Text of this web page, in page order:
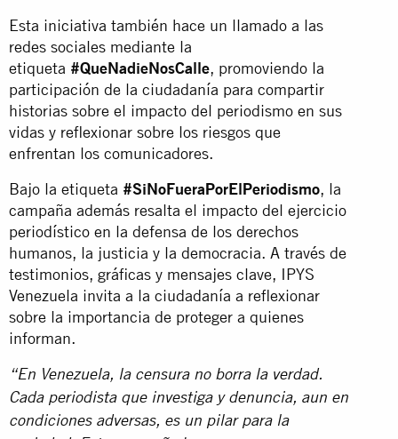
Esta iniciativa también hace un llamado a las
redes sociales mediante la
etiqueta #QueNadieNosCalle, promoviendo la
participación de la ciudadanía para compartir
historias sobre el impacto del periodismo en sus
vidas y reflexionar sobre los riesgos que
enfrentan los comunicadores.
Bajo la etiqueta #SiNoFueraPorElPeriodismo, la
campaña además resalta el impacto del ejercicio
periodístico en la defensa de los derechos
humanos, la justicia y la democracia. A través de
testimonios, gráficas y mensajes clave, IPYS
Venezuela invita a la ciudadanía a reflexionar
sobre la importancia de proteger a quienes
informan.
“En Venezuela, la censura no borra la verdad.
Cada periodista que investiga y denuncia, aun en
condiciones adversas, es un pilar para la